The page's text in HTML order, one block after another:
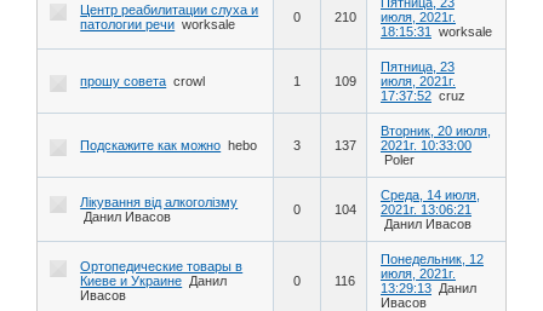
Центр реабилитации слуха и
патологии речи worksale 0 210
июля, 2021г.
18:15:31
worksale
прошу совета crowl 1 109
Пятница, 23
июля, 2021г.
17:37:52 cruz
Подскажите как можно hebo 3 137
Вторник, 20 июля,
2021г. 10:33:00
Poler
Лікування від алкоголізму
Данил Ивасов
0 104
Среда, 14 июля,
2021г. 13:06:21
Данил Ивасов
Ортопедические товары в
Киеве и Украине Данил
Ивасов
0 116
Понедельник, 12
июля, 2021г.
13:29:13 Данил
Ивасов